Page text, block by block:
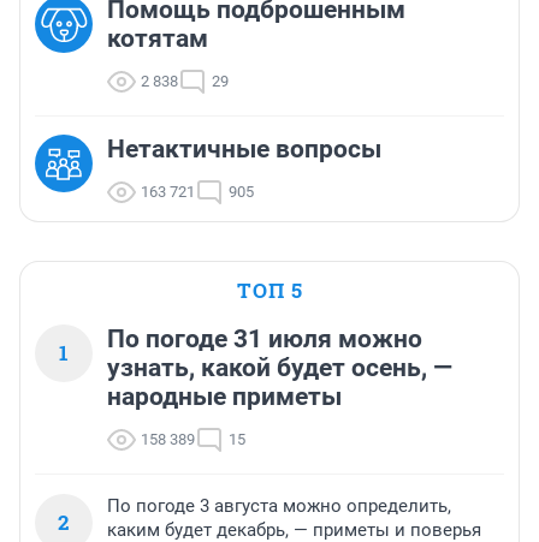
Помощь подброшенным
котятам
2 838 29
Нетактичные вопросы
163 721 905
ТОП 5
1
По погоде 31 июля можно
узнать, какой будет осень, —
народные приметы
158 389 15
2
По погоде 3 августа можно определить,
каким будет декабрь, — приметы и поверья